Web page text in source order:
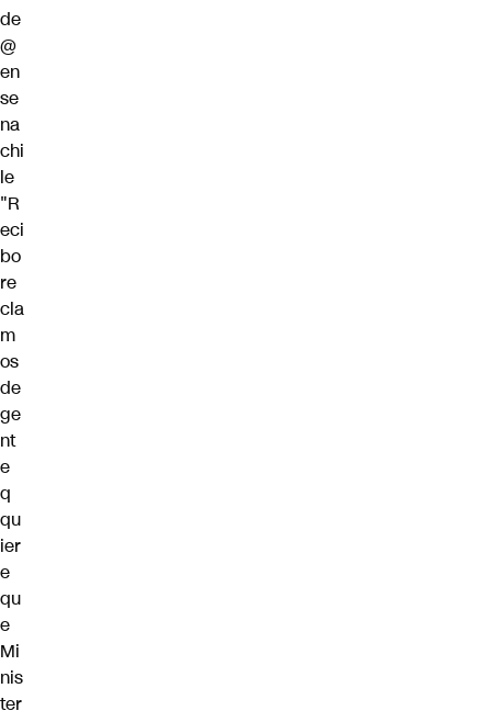
de
@
en
se
na
chi
le
"R
eci
bo
re
cla
m
os
de
ge
nt
e
q
qu
ier
e
qu
e
Mi
nis
ter